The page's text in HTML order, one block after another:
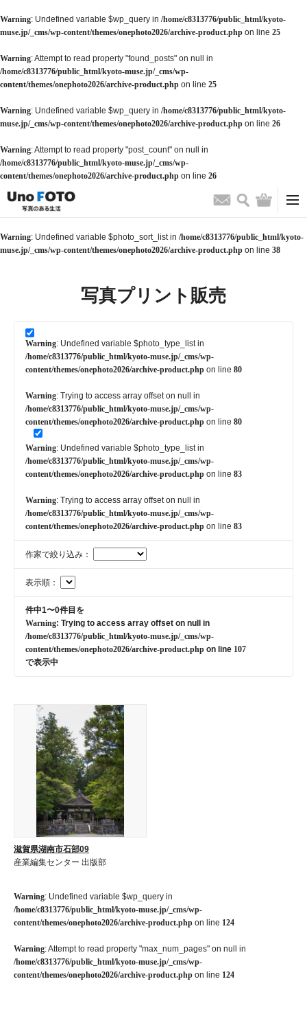
Warning: Undefined variable $wp_query in /home/c8313776/public_html/kyoto-
muse.jp/_cms/wp-content/themes/onephoto2026/archive-product.php on line 25
Warning: Attempt to read property "found_posts" on null in
/home/c8313776/public_html/kyoto-muse.jp/_cms/wp-
content/themes/onephoto2026/archive-product.php on line 25
Warning: Undefined variable $wp_query in /home/c8313776/public_html/kyoto-
muse.jp/_cms/wp-content/themes/onephoto2026/archive-product.php on line 26
Warning: Attempt to read property "post_count" on null in
/home/c8313776/public_html/kyoto-muse.jp/_cms/wp-
content/themes/onephoto2026/archive-product.php on line 26
お問い合わせ
検索 バッグ
Warning: Undefined variable $photo_sort_list in /home/c8313776/public_html/kyoto-
muse.jp/_cms/wp-content/themes/onephoto2026/archive-product.php on line 38
写真プリント販売
Warning: Undefined variable $photo_type_list in
/home/c8313776/public_html/kyoto-muse.jp/_cms/wp-
content/themes/onephoto2026/archive-product.php on line 80
Warning: Trying to access array offset on null in
/home/c8313776/public_html/kyoto-muse.jp/_cms/wp-
content/themes/onephoto2026/archive-product.php on line 80
Warning: Undefined variable $photo_type_list in
/home/c8313776/public_html/kyoto-muse.jp/_cms/wp-
content/themes/onephoto2026/archive-product.php on line 83
Warning: Trying to access array offset on null in
/home/c8313776/public_html/kyoto-muse.jp/_cms/wp-
content/themes/onephoto2026/archive-product.php on line 83
作家で絞り込み：
表示順：
件中1〜0件目を
Warning: Trying to access array offset on null in
/home/c8313776/public_html/kyoto-muse.jp/_cms/wp-
content/themes/onephoto2026/archive-product.php on line 107
で表示中
滋賀県湖南市石部09
産業編集センター 出版部
Warning: Undefined variable $wp_query in
/home/c8313776/public_html/kyoto-muse.jp/_cms/wp-
content/themes/onephoto2026/archive-product.php on line 124
Warning: Attempt to read property "max_num_pages" on null in
/home/c8313776/public_html/kyoto-muse.jp/_cms/wp-
content/themes/onephoto2026/archive-product.php on line 124